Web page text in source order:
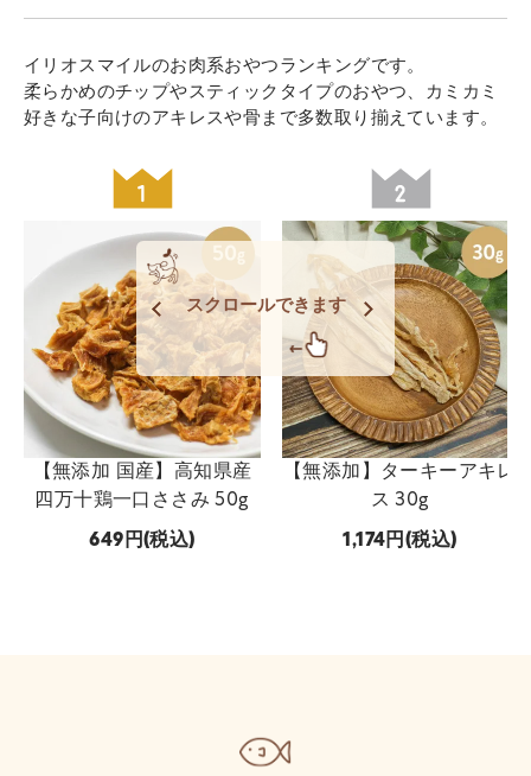
イリオスマイルのお肉系おやつランキングです。
柔らかめのチップやスティックタイプのおやつ、カミカミ
好きな子向けのアキレスや骨まで多数取り揃えています。
スクロールできます
【無添加 国産】高知県産
四万十鶏一口ささみ 50g
649 (税込)
【無添加】ターキーアキレ
ス 30g
1,174 (税込)